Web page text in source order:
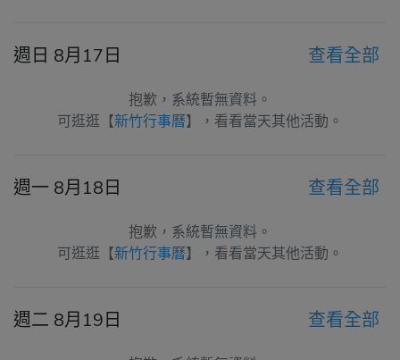
週日 8月17日 查看全部
抱歉，系統暫無資料。
可逛逛【新竹行事曆】，看看當天其他活動。
週一 8月18日 查看全部
抱歉，系統暫無資料。
可逛逛【新竹行事曆】，看看當天其他活動。
週二 8月19日 查看全部